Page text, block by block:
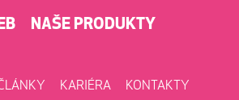
NAŠE PRODUKTY
KARIÉRA KONTAKTY